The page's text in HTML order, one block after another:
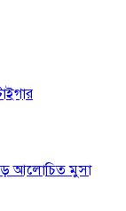
আলোচিত মুসা